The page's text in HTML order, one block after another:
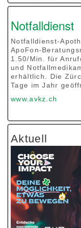
Notfalldienst
Notfalldienst-
ApoFon-
1.50/Min. für
und
erhältlich. Die
Tage im Jahr
www.avkz.ch
Aktuell